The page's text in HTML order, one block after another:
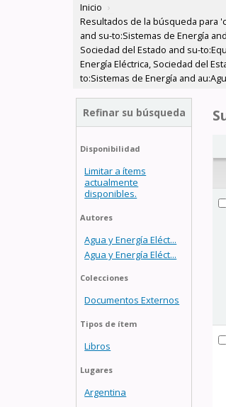
Inicio ›
Resultados de la búsqueda para
and su-to:Sistemas de Energía
Sociedad del Estado and su-
Energía Eléctrica, Sociedad del
to:Sistemas de Energía and
Refinar su búsqueda
Disponibilidad
Limitar a ítems
actualmente
disponibles.
Autores
Agua y Energía Eléct...
Agua y Energía Eléct...
Colecciones
Documentos Externos
Tipos de ítem
Libros
Lugares
Argentina